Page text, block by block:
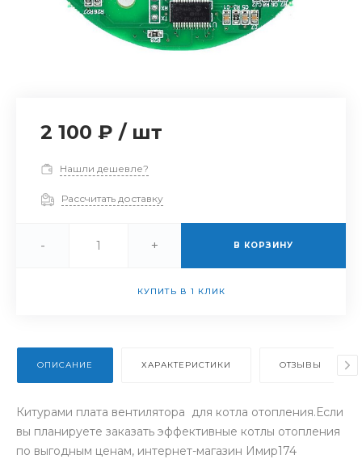
2 100 ₽ / шт
Нашли дешевле?
Рассчитать доставку
- + В КОРЗИНУ
КУПИТЬ В 1 КЛИК
ОПИСАНИЕ ХАРАКТЕРИСТИКИ ОТЗЫВЫ
Китурами плата вентилятора для котла отопления.Если
вы планируете заказать эффективные котлы отопления
по выгодным ценам, интернет-магазин Имир174